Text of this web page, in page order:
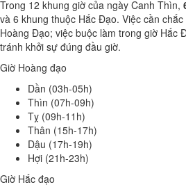
Trong 12 khung giờ của ngày Canh Thìn,
và 6 khung thuộc Hắc Đạo. Việc cần
Hoàng Đạo; việc buộc làm trong giờ Hắc
tránh khởi sự đúng đầu giờ.
Giờ Hoàng đạo
Dần (03h-05h)
Thìn (07h-09h)
Tỵ (09h-11h)
Thân (15h-17h)
Dậu (17h-19h)
Hợi (21h-23h)
Giờ Hắc đạo